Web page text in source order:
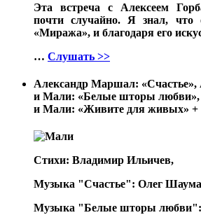
Эта встреча с Алексеем
почти случайно. Я знал, что
«Миража», и благодаря его
… Слушать >>
Александр Маршал:
и Мали: «Белые шторы
и Мали: «Живите для живых» +
Стихи: Владимир Ильичев,
Музыка "Счастье": Олег
Музыка "Белые шторы